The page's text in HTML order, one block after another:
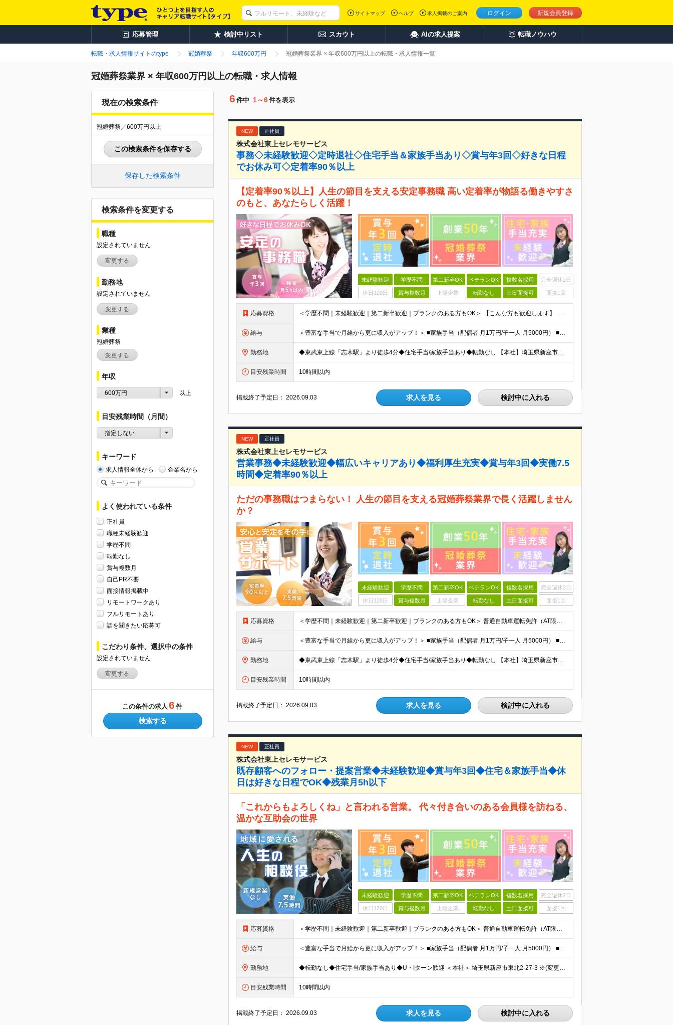
ログイン 新規会員登録
サイトマップ ヘルプ 求人掲載のご案内
応募管理 検討中リスト スカウト AIの求人提案 転職ノウハウ
転職・求人情報サイトのtype 冠婚葬祭 年収600万円 冠婚葬祭業界 × 年収600万円以上の転職・求人情報一覧
冠婚葬祭業界 × 年収600万円以上の転職・求人情報
現在の検索条件
冠婚葬祭／600万円以上
この検索条件を保存する
保存した検索条件
検索条件を変更する
職種
設定されていません
変更する
勤務地
設定されていません
変更する
業種
冠婚葬祭
変更する
年収
600万円 以上
目安残業時間（月間）
指定しない
キーワード
求人情報全体から 企業名から
よく使われている条件
正社員
職種未経験歓迎
学歴不問
転勤なし
賞与複数月
自己PR不要
面接情報掲載中
リモートワークあり
フルリモートあり
話を聞きたい応募可
こだわり条件、選択中の条件
設定されていません
変更する
この条件の求人 6 件
検索する
6 件中 1～6件を表示
NEW 正社員
株式会社東上セレモサービス
事務◇未経験歓迎◇定時退社◇住宅手当＆家族手当あり◇賞与年3回◇好きな日程
でお休み可◇定着率90％以上
【定着率90％以上】人生の節目を支える安定事務職 高い定着率が物語る働きやすさ
のもと、あなたらしく活躍！
未経験歓迎 学歴不問 第二新卒OK ベテランOK 複数名採用 完全週休2日
休日120日 賞与複数月 上場企業 転勤なし 土日面接可 面接1回
応募資格 ＜学歴不問｜未経験歓迎｜第二新卒歓迎｜ブランクのある方もOK＞ 【こんな方も歓迎します】 ◆ブランクがあり、再就職を考えている方 ◆子育てや家庭との両立を大切にしたい方 ◆電話応対や接客など人と接す
給与 ＜豊富な手当で月給から更に収入がアップ！＞ ■家族手当（配偶者 月1万円/子一人 月5000円） ■住宅手当（月1万円～2万円） ■役職手当 ■交通費全額支給 ■時間外手当 月給22万円～25万円＋
勤務地 ◆東武東上線「志木駅」より徒歩4分◆住宅手当/家族手当あり◆転勤なし 【本社】埼玉県新座市東北2-27-3 ※(変更の範囲)上記を除く当社関連勤務地
目安残業時間 10時間以内
掲載終了予定日：2026.09.03 求人を見る 検討中に入れる
NEW 正社員
株式会社東上セレモサービス
営業事務◆未経験歓迎◆幅広いキャリアあり◆福利厚生充実◆賞与年3回◆実働7.5
時間◆定着率90％以上
ただの事務職はつまらない！ 人生の節目を支える冠婚葬祭業界で長く活躍しません
か？
未経験歓迎 学歴不問 第二新卒OK ベテランOK 複数名採用 完全週休2日
休日120日 賞与複数月 上場企業 転勤なし 土日面接可 面接1回
応募資格 ＜学歴不問｜未経験歓迎｜第二新卒歓迎｜ブランクのある方もOK＞ 普通自動車運転免許（AT限定可）をお持ちの方 ※運転は多くありません 【こんな方も歓迎します】 ◆営業・接客経験を活かしつつ、ワーク
給与 ＜豊富な手当で月給から更に収入がアップ！＞ ■家族手当（配偶者 月1万円/子一人 月5000円） ■住宅手当（月1万円～2万円） ■役職手当 ■交通費全額支給 ■時間外手当 月給22万円～25万円＋
勤務地 ◆東武東上線「志木駅」より徒歩4分◆住宅手当/家族手当あり◆転勤なし 【本社】埼玉県新座市東北2-27-3 ※(変更の範囲)上記を除く当社関連勤務地
目安残業時間 10時間以内
掲載終了予定日：2026.09.03 求人を見る 検討中に入れる
NEW 正社員
株式会社東上セレモサービス
既存顧客へのフォロー・提案営業◆未経験歓迎◆賞与年3回◆住宅＆家族手当◆休
日は好きな日程でOK◆残業月5h以下
「これからもよろしくね」と言われる営業。 代々付き合いのある会員様を訪ねる、
温かな互助会の世界
未経験歓迎 学歴不問 第二新卒OK ベテランOK 複数名採用 完全週休2日
休日120日 賞与複数月 上場企業 転勤なし 土日面接可 面接1回
応募資格 ＜学歴不問｜未経験歓迎｜第二新卒歓迎｜ブランクのある方もOK＞ 普通自動車運転免許（AT限定可）をお持ちの方 ※運転は多くありません 【こんな方も歓迎します】 ◆数字追求よりも信頼関係構築を大切に
給与 ＜豊富な手当で月給から更に収入がアップ！＞ ■家族手当（配偶者 月1万円/子一人 月5000円） ■住宅手当（月1万円～2万円） ■役職手当 ■交通費全額支給 ■時間外手当 月給22万円～32万円＋
勤務地 ◆転勤なし◆住宅手当/家族手当あり◆U・Iターン歓迎 ＜本社＞ 埼玉県新座市東北2-27-3 ※(変更の範囲)上記を除く当社関連勤務地
目安残業時間 10時間以内
掲載終了予定日：2026.09.03 求人を見る 検討中に入れる